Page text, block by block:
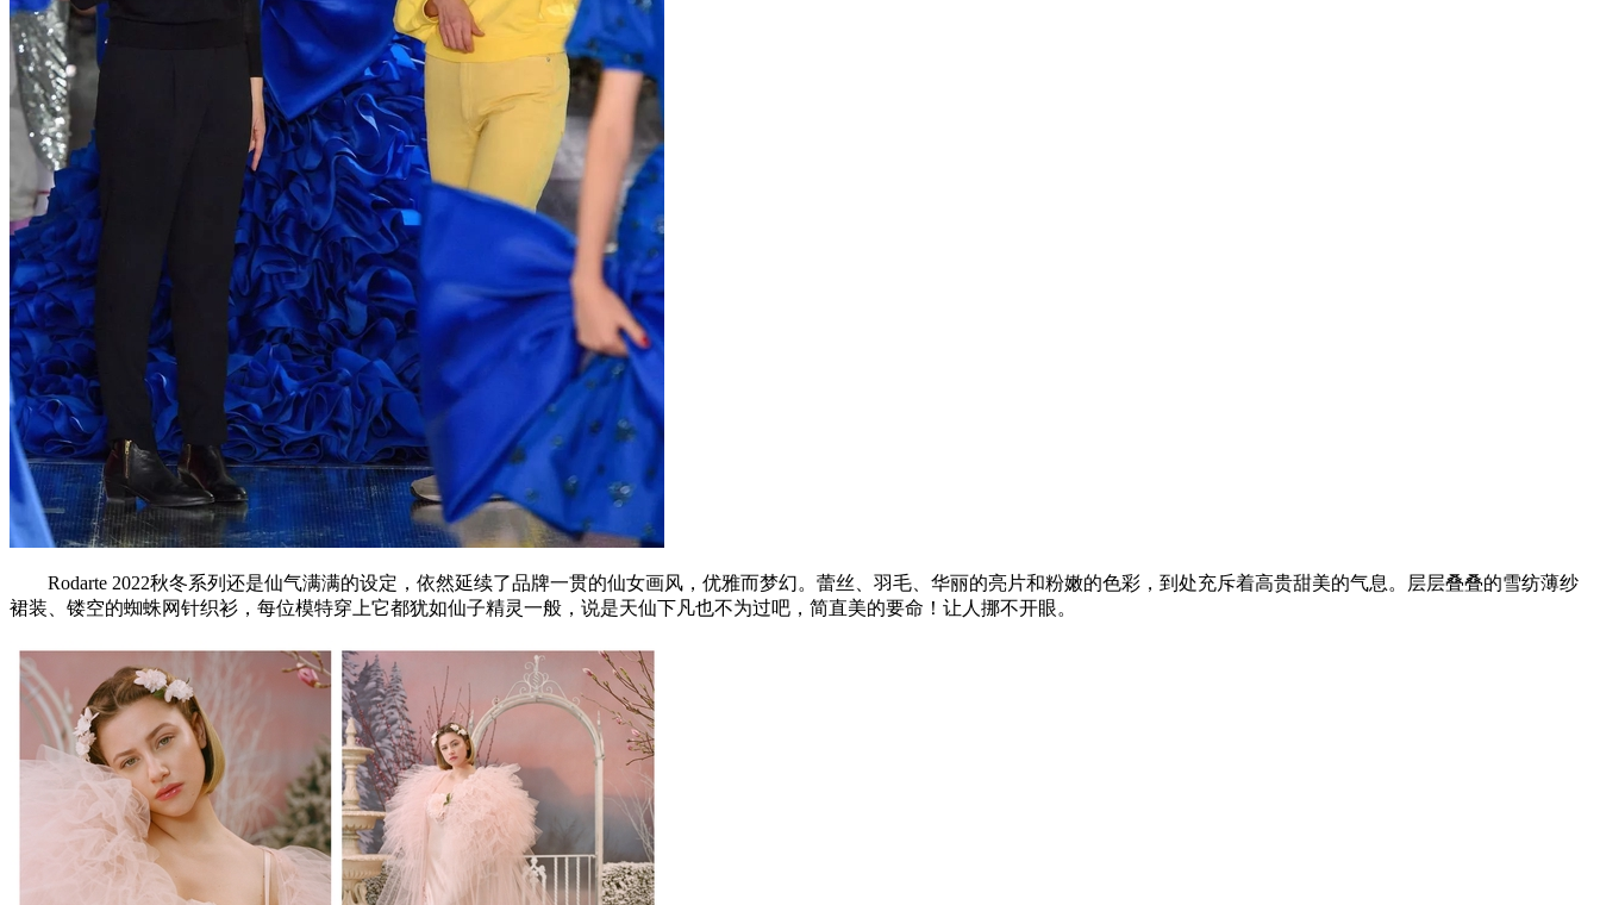
Rodarte 2022秋冬系列还是仙气满满的设定，依然延续了品牌一贯的仙女画风，优雅而梦幻。蕾丝、羽毛、华丽的亮片和粉嫩的色彩，到处充斥着高贵甜美的气息。层层叠叠的雪纺薄纱
裙装、镂空的蜘蛛网针织衫，每位模特穿上它都犹如仙子精灵一般，说是天仙下凡也不为过吧，简直美的要命！让人挪不开眼。